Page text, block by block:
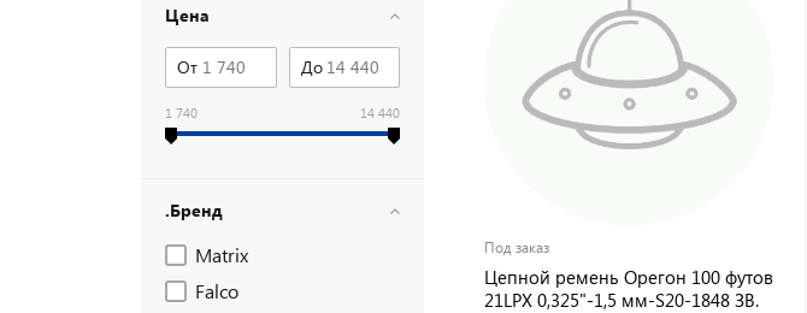
Цена
От До
1 740 14 440
.Бренд
Matrix
Falco
Под заказ
Цепной ремень Орегон 100 футов
21LPX 0,325"-1,5 мм-S20-1848 ЗВ.